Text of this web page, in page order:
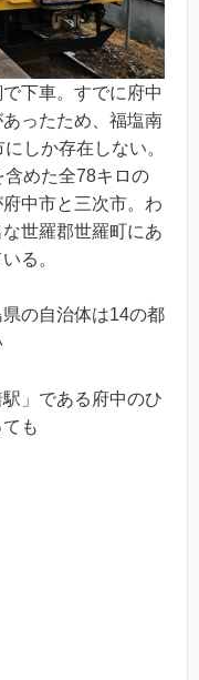
下車。すでに府中
ったため、福塩南
しか存在しない。
含めた全78キロの
中市と三次市。わ
世羅郡世羅町にあ
る。
の自治体は14の都
」である府中のひ
も